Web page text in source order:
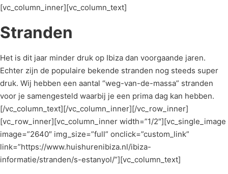
[vc_column_inner][vc_column_text]
Stranden
Het is dit jaar minder druk op Ibiza dan voorgaande jaren.
Echter zijn de populaire bekende stranden nog steeds super
druk. Wij hebben een aantal “weg-van-de-massa” stranden
voor je samengesteld waarbij je een prima dag kan hebben.
[/vc_column_text][/vc_column_inner][/vc_row_inner]
[vc_row_inner][vc_column_inner width=”1/2″][vc_single_image
image=”2640″ img_size=”full” onclick=”custom_link”
link=”https://www.huishurenibiza.nl/ibiza-
informatie/stranden/s-estanyol/”][vc_column_text]